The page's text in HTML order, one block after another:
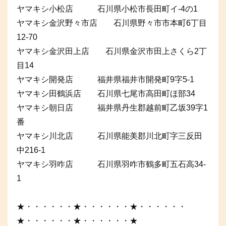
ヤマキシ小松店 石川県小松市長田町イ-4の1
ヤマキシ金沢野々市店 石川県野々市市本町6丁目
12-70
ヤマキシ金沢田上店 石川県金沢市田上さくら2丁
目14
ヤマキシ開発店 福井県福井市開発町9字5-1
ヤマキシ田鶴浜店 石川県七尾市高田町ほ部34
ヤマキシ朝日店 福井県丹生郡越前町乙坂39字1
番
ヤマキシ川北店 石川県能美郡川北町字三反田
中216-1
ヤマキシ羽咋店 石川県羽咋市鶴多町五石高34-
1
★・・・・・・★・・・・・・★・・・・・・
★・・・・・・★・・・・・・★